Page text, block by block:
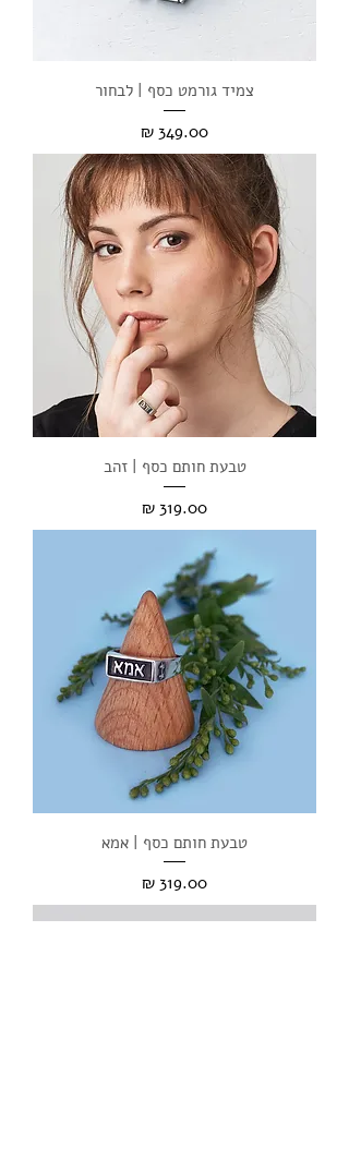
צמיד גורמט כסף | לבחור
מחיר
טבעת חותם כסף | זהב
מחיר
טבעת חותם כסף | אמא
מחיר